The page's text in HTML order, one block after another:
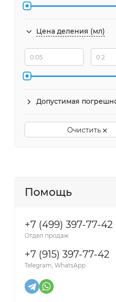
Цена деления (мл)
Допустимая
Очистить
Помощь
+7 (499) 397-77-42
Отдел продаж
+7 (915) 397-77-42
Telegram, WhatsApp